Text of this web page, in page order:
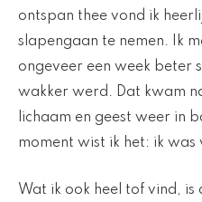
ontspan thee vond ik
slapengaan te nemen. Ik
ongeveer een week beter
wakker werd. Dat kwam
lichaam en geest weer in
moment wist ik het: ik was
Wat ik ook heel tof vind, is